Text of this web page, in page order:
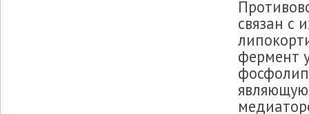
связан с
фермент